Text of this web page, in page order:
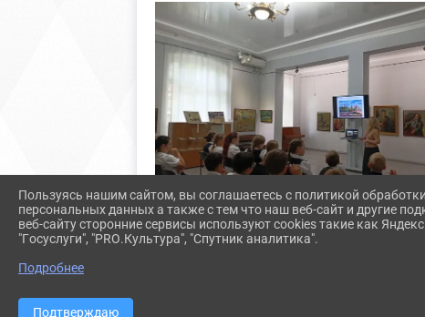
Пользуясь нашим сайтом, вы соглашаетесь с политикой обработки
персональных данных а также с тем что наш веб-сайт и другие
веб-сайту сторонние сервисы используют cookies такие как
"Госуслуги", "PRO.Культура", "Спутник аналитика".
Подробнее
Подтверждаю